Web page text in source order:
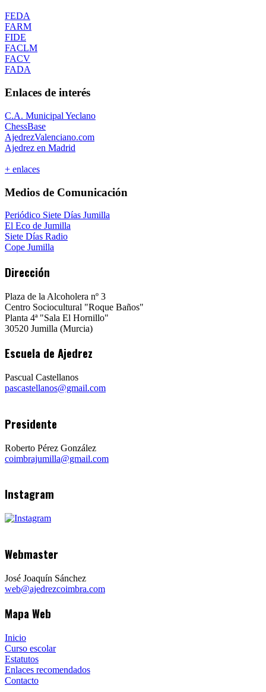
FEDA
FARM
FIDE
FACLM
FACV
FADA
Enlaces de interés
C.A. Municipal Yeclano
ChessBase
AjedrezValenciano.com
Ajedrez en Madrid
+ enlaces
Medios de Comunicación
Periódico Siete Días Jumilla
El Eco de Jumilla
Siete Días Radio
Cope Jumilla
Dirección
Plaza de la Alcoholera nº 3
Centro Sociocultural "Roque Baños"
Planta 4ª "Sala El Hornillo"
30520 Jumilla (Murcia)
Escuela de Ajedrez
Pascual Castellanos
pascastellanos@gmail.com
Presidente
Roberto Pérez González
coimbrajumilla@gmail.com
Instagram
Webmaster
José Joaquín Sánchez
web@ajedrezcoimbra.com
Mapa Web
Inicio
Curso escolar
Estatutos
Enlaces recomendados
Contacto